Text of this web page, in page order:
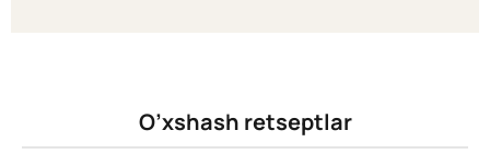
O’xshash retseptlar